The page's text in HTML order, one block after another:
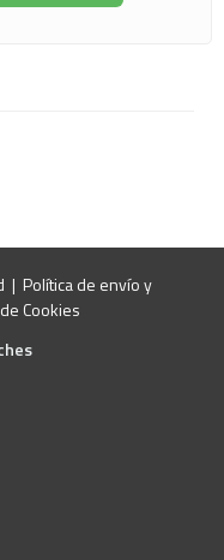
| Política de envío y
Cookies